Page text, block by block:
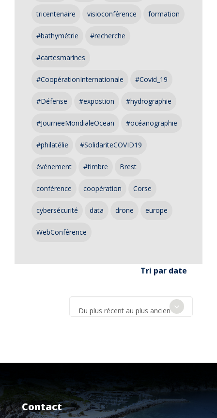
tricentenaire visioconférence formation
#bathymétrie #recherche
#cartesmarines
#CoopérationInternationale #Covid_19
#Défense #expostion #hydrographie
#JourneeMondialeOcean #océanographie
#philatélie #SolidariteCOVID19
événement #timbre Brest
conférence coopération Corse
cybersécurité data drone europe
WebConférence
Tri par date
Du plus récent au plus ancien
Contact